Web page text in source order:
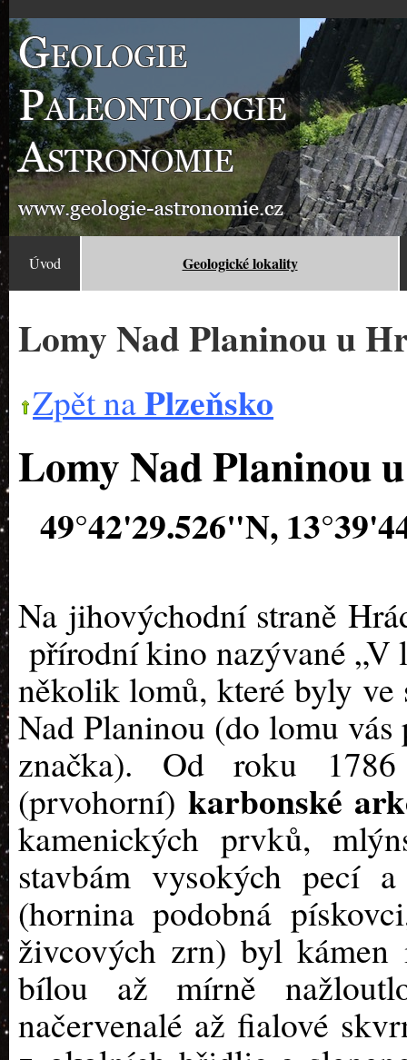
Úvod Geologické lokality
Lomy Nad Planinou u
Zpět naPlzeňsko
Lomy Nad Planinou
49°42'29.526"N,
Na jihovýchodní straně
přírodní kino nazývané „V
několik lomů, které byly
Nad Planinou (do lomu
značka). Od roku
(prvohorní) karbonské
kamenických prvků,
stavbám vysokých pecí
(hornina podobná
živcových zrn) byl kámen
bílou až mírně
načervenalé až fialové